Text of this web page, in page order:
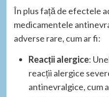
În plus față de efectele
medicamentele
adverse rare, cum ar fi:
Reacții alergice:
reacții alergice
antinevralgice, cum